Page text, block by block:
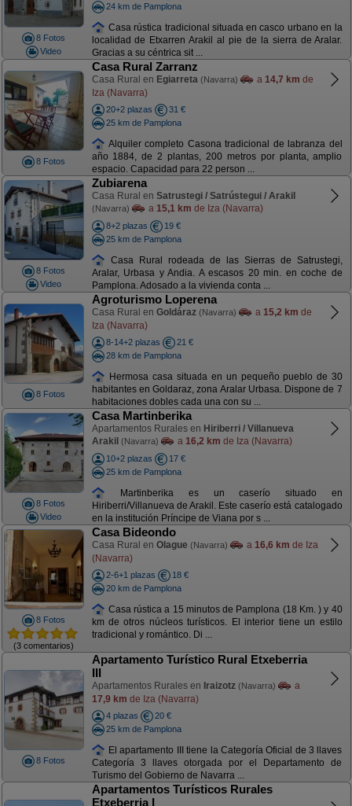
8 Fotos
Video
24 km de Pamplona
Casa rústica tradicional situada en casco urbano en la
localidad de Etxarren Arakil al pie de la sierra de Aralar.
Gracias a su céntrica sit ...
8 Fotos
Casa Rural Zarranz
Casa Rural en Egiarreta (Navarra) a 14,7 km de
Iza (Navarra)
20+2 plazas
31 €
25 km de Pamplona
Alquiler completo Casona tradicional de labranza del
año 1884, de 2 plantas, 200 metros por planta, amplio
espacio. Capacidad para 22 person ...
8 Fotos
Video
Zubiarena
Casa Rural en Satrustegi / Satrústegui / Arakil
(Navarra) a 15,1 km de Iza (Navarra)
8+2 plazas
19 €
25 km de Pamplona
Casa Rural rodeada de las Sierras de Satrustegi,
Aralar, Urbasa y Andia. A escasos 20 min. en coche de
Pamplona. Adosado a la vivienda conta ...
8 Fotos
Agroturismo Loperena
Casa Rural en Goldáraz (Navarra) a 15,2 km de
Iza (Navarra)
8-14+2 plazas
21 €
28 km de Pamplona
Hermosa casa situada en un pequeño pueblo de 30
habitantes en Goldaraz, zona Aralar Urbasa. Dispone de 7
habitaciones dobles cada una con su ...
8 Fotos
Video
Casa Martinberika
Apartamentos Rurales en Hiriberri / Villanueva
Arakil (Navarra) a 16,2 km de Iza (Navarra)
10+2 plazas
17 €
25 km de Pamplona
Martinberika es un caserío situado en
Hiriberri/Villanueva de Arakil. Este caserío está catalogado
en la institución Príncipe de Viana por s ...
8 Fotos
(3 comentarios)
Casa Bideondo
Casa Rural en Olague (Navarra) a 16,6 km de Iza
(Navarra)
2-6+1 plazas
18 €
20 km de Pamplona
Casa rústica a 15 minutos de Pamplona (18 Km. ) y 40
km de otros núcleos turísticos. El interior tiene un estilo
tradicional y romántico. Di ...
8 Fotos
Apartamento Turístico Rural Etxeberria
III
Apartamentos Rurales en Iraizotz (Navarra)
a
17,9 km de Iza (Navarra)
4 plazas
20 €
25 km de Pamplona
El apartamento III tiene la Categoría Oficial de 3 llaves
Categoría 3 llaves otorgada por el Departamento de
Turismo del Gobierno de Navarra ...
Apartamentos Turísticos Rurales
Etxeberria I